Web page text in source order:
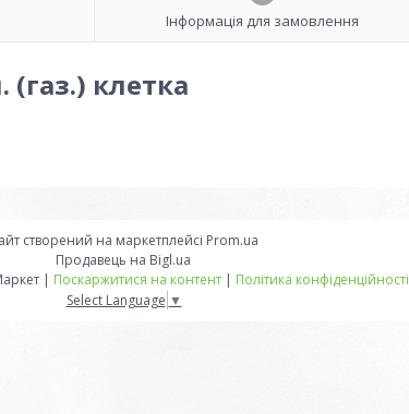
Інформація для замовлення
(газ.) клетка
створений на маркетплейсі Prom.ua
Продавець на Bigl.ua
Інтернет-магазин Хеппі Маркет | Поскаржитися на контент | Політика конфіденційності
Select Language ▼